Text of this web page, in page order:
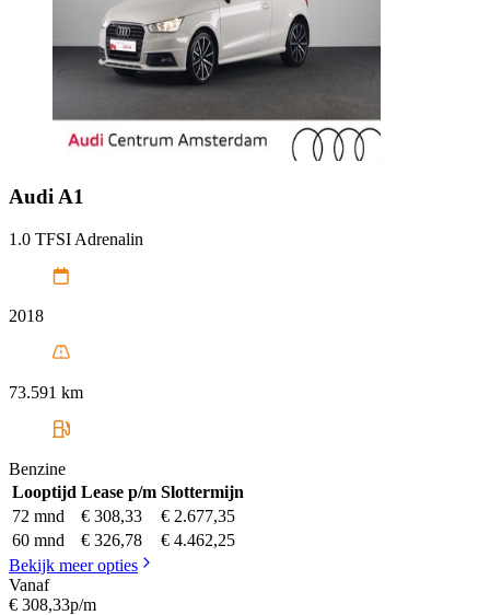
AudiA1
1.0 TFSI Adrenalin
2018
73.591 km
Benzine
Looptijd Lease p/m Slottermijn
72 mnd
€ 308,33
€ 2.677,35
60 mnd
€ 326,78
€ 4.462,25
Bekijk meer opties
Vanaf
€ 308,33p/m